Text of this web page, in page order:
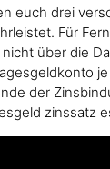
euch drei
Für
über die
der
zinssatz